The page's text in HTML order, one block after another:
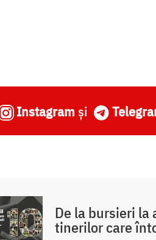
Instagram și
De la bursieri la
tinerilor care